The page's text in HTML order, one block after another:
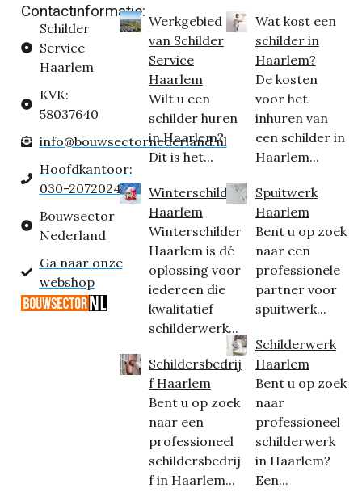
Contactinformatie:
Schilder
Service
Haarlem
KVK:
58037640
info@bouwsectornederland.nl
Hoofdkantoor:
030-2072024
Bouwsector
Nederland
Ga naar onze
webshop
Werkgebied
van Schilder
Service
Haarlem
Wilt u een
schilder huren
in Haarlem?
Dit is het...
Winterschilder
Haarlem
Winterschilder
Haarlem is dé
oplossing voor
iedereen die
kwalitatief
schilderwerk...
Schildersbedrij
f Haarlem
Bent u op zoek
naar een
professioneel
schildersbedrij
f in Haarlem...
Wat kost een
schilder in
Haarlem?
De kosten
voor het
inhuren van
een schilder in
Haarlem...
Spuitwerk
Haarlem
Bent u op zoek
naar een
professionele
partner voor
spuitwerk...
Schilderwerk
Haarlem
Bent u op zoek
naar
professioneel
schilderwerk
in Haarlem?
Een...